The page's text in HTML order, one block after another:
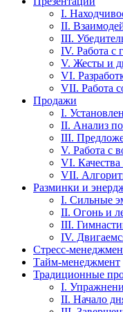
I.
II.
III.
IV. Работа с
V. Жесты и
VI.
VII. Работа
Продажи
I.
II. Анализ
III.
V. Работа с
VI. Качества
VII.
Разминки и
I. Сильные
II. Огонь и
III.
IV.
Стресс-
Тайм-менеджмент
Традиционные
I.
II. Начало